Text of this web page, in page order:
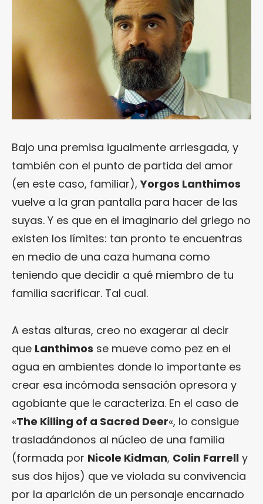
Bajo una premisa igualmente arriesgada, y
también con el punto de partida del amor
(en este caso, familiar),Yorgos Lanthimos
vuelve a la gran pantalla para hacer de las
suyas. Y es que en el imaginario del griego no
existen los límites: tan pronto te encuentras
en medio de una caza humana como
teniendo que decidir a qué miembro de tu
familia sacrificar. Tal cual.
A estas alturas, creo no exagerar al decir
que Lanthimos se mueve como pez en el
agua en ambientes donde lo importante es
crear esa incómoda sensación opresora y
agobiante que le caracteriza. En el caso de
«The Killing of a Sacred Deer«, lo consigue
trasladándonos al núcleo de una familia
(formada por Nicole Kidman, Colin Farrell y
sus dos hijos) que ve violada su convivencia
por la aparición de un personaje encarnado